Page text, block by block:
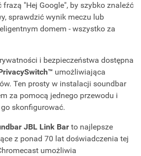
"Hej Google", by szybko znaleźć
sprawdzić wynik meczu lub
domem - wszystko za
i bezpieczeństwa dostępna
umożliwiająca
Ten prosty w instalacji soundbar
za pomocą jednego przewodu i
skonfigurować.
JBL Link Bar to najlepsze
z ponad 70 lat doświadczenia tej
umożliwia